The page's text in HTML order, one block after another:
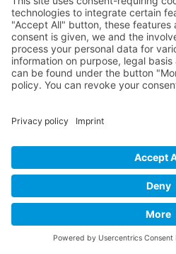
May 2018(1)
April 2018(1)
March 2018(1)
January 2018 (2)
August 2017(1)